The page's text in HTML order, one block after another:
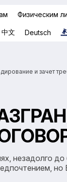
Физическим
中文 Deutsch
и зачет
незадолго